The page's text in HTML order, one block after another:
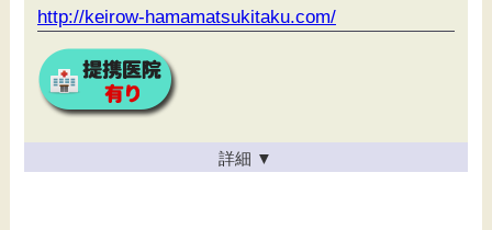
http://keirow-hamamatsukitaku.com/
詳細 ▼